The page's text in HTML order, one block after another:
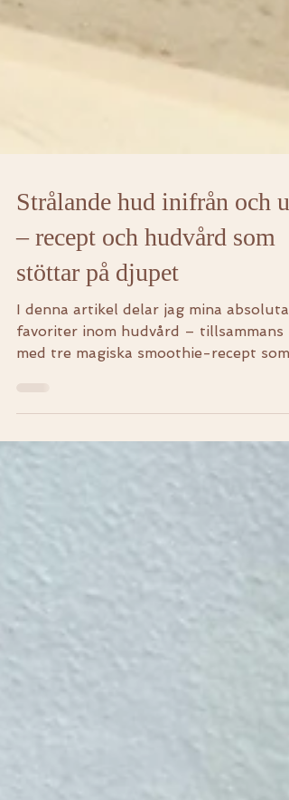
Strålande hud inifrån och ut
– recept och hudvård som
stöttar på djupet
I denna artikel delar jag mina absoluta
favoriter inom hudvård – tillsammans
båda ger huden näring inifrån och ut.
runt. I världen, i relationer, hos många
av mina klienter – och hos mig själv.
år där både det inre och det yttre
på prov. Drömmar fick ta form och byta
riktning. Det krävdes tid. Och hela
här. I början av ett nytt år. Ett år där